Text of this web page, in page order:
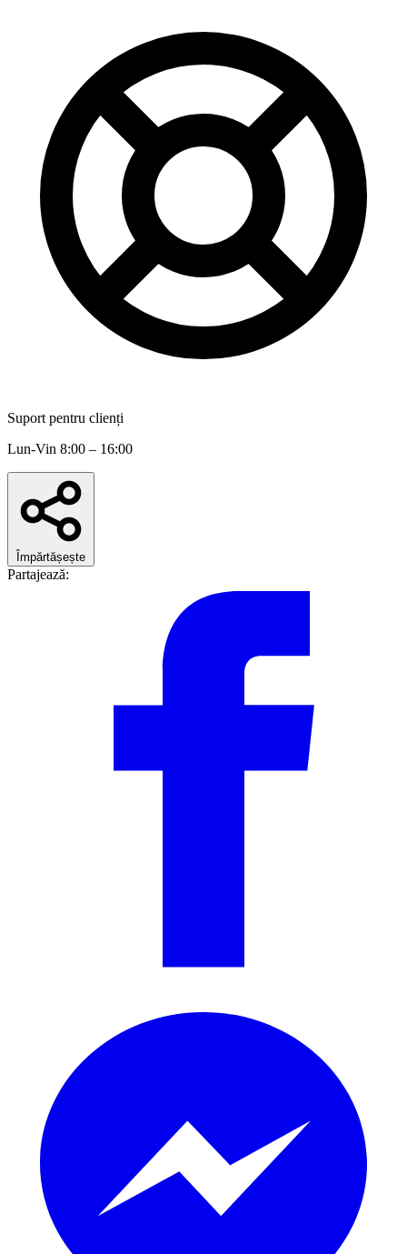
Suport pentru clienți
Lun-Vin 8:00 – 16:00
Împărtășește
Partajează: